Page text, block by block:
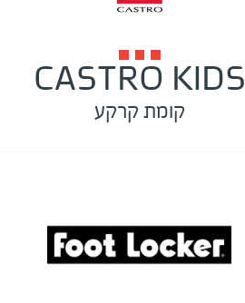
CASTRO KIDS
קומת קרקע